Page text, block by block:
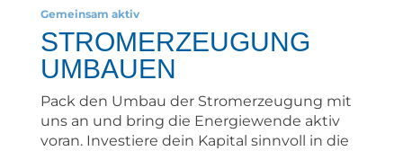
Gemeinsam aktiv
STROMERZEUGUNG
UMBAUEN
Pack den Umbau der Stromerzeugung mit
uns an und bring die Energiewende aktiv
voran. Investiere dein Kapital sinnvoll in die